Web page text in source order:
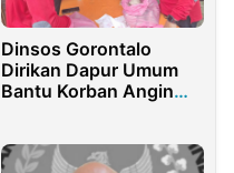
Dinsos Gorontalo
Dirikan Dapur Umum
Bantu Korban Angin